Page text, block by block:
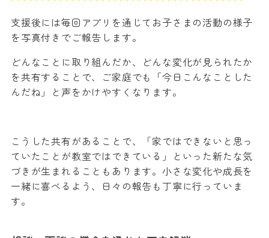
支援後には毎回アプリを通じてお子さまの活動の様子
を写真付きでご報告します。
どんなことに取り組んだか、どんな変化が見られたか
を共有することで、ご家庭でも「今日こんなことした
んだね」と声をかけやすくなります。
こうした共有があることで、「家ではできないと思っ
ていたことが教室ではできている」といった新たな気
づきが生まれることもあります。小さな変化や成長を
一緒に喜べるよう、日々の報告も丁寧に行っていま
す。